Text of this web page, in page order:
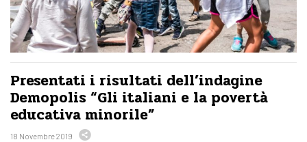
Presentati i risultati dell’indagine
Demopolis “Gli italiani e la povertà
educativa minorile”
18 Novembre 2019